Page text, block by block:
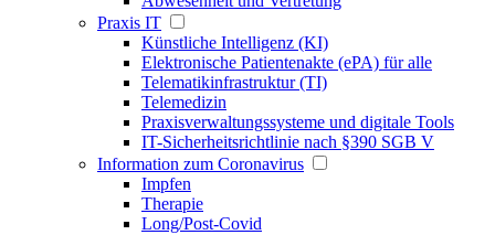
Praxis IT
Künstliche Intelligenz (KI)
Elektronische Patientenakte (ePA) für alle
Telematikinfrastruktur (TI)
Telemedizin
Praxisverwaltungssysteme und digitale Tools
IT-Sicherheitsrichtlinie nach §390 SGB V
Information zum Coronavirus
Impfen
Therapie
Long/Post-Covid